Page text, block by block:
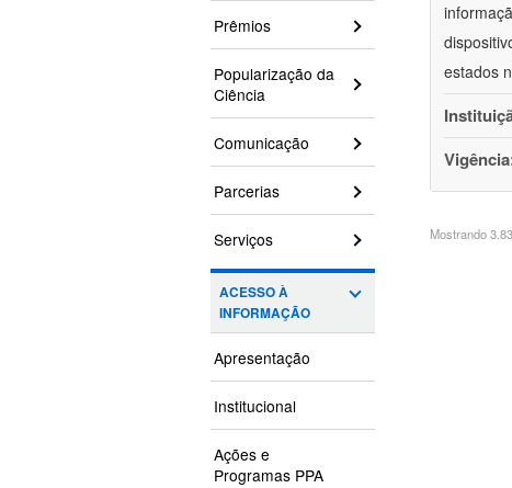
Prêmios
Popularização da
Ciência
Comunicação
Parcerias
Serviços
ACESSO À
INFORMAÇÃO
Apresentação
Institucional
Ações e
Programas PPA
estados
Mostrando